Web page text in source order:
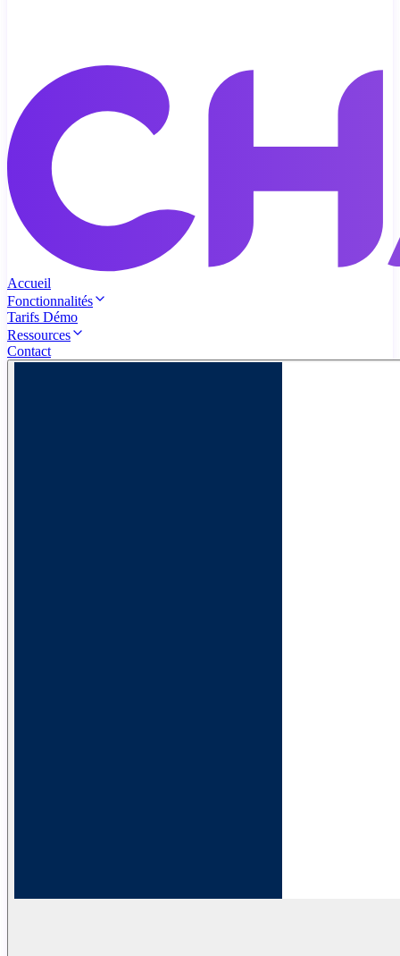
Accueil
Fonctionnalités
Tarifs Démo
Ressources
Contact